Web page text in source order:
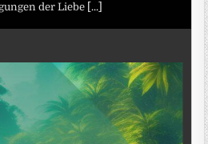
der Liebe [...]